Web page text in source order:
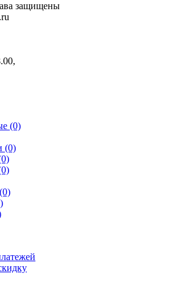
защищены
(0)
(0)